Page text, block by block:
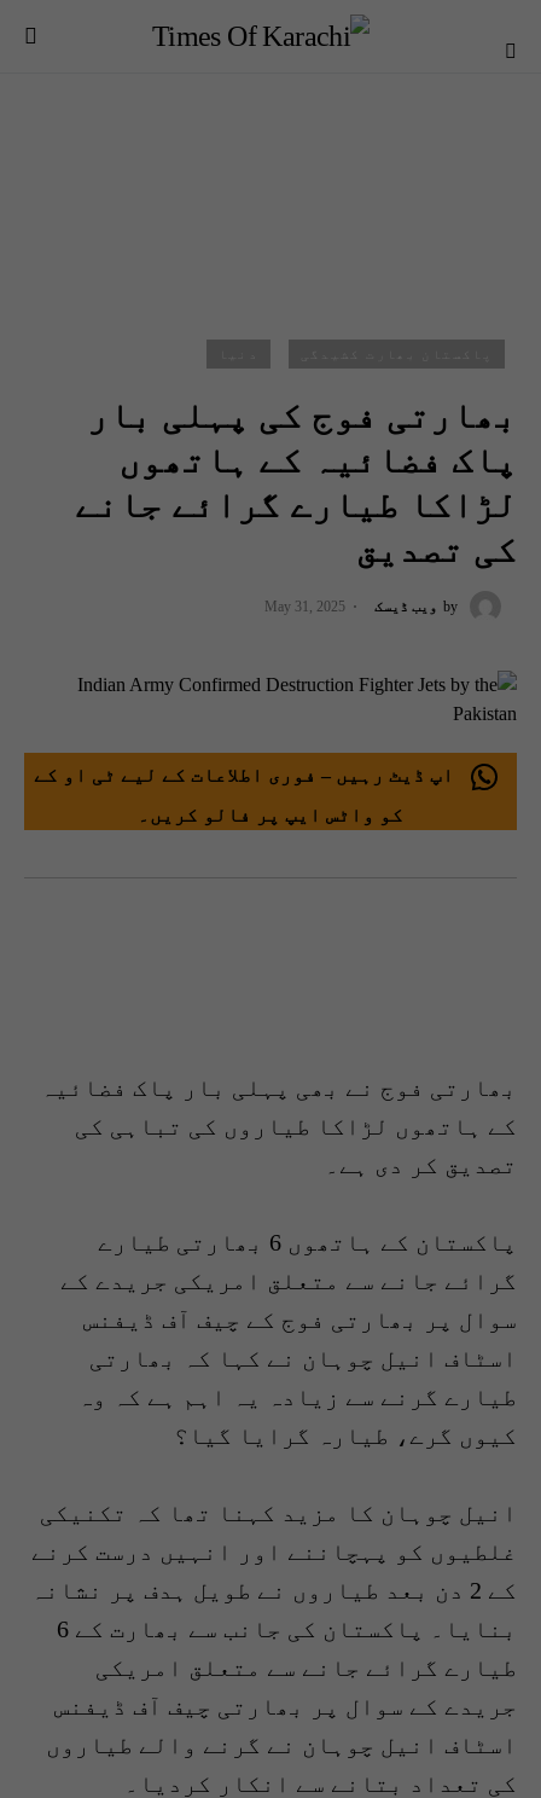
بھارتی فوج کی پہلی بار
پاک فضائیہ کے ہاتھوں
لڑاکا طیارے گرائے جانے
کی تصدیق
by ویب ڈیسک May 31, 2025
اپ ڈیٹ رہیں – فوری اطلاعات کے لیے ٹی او کے
کو واٹس ایپ پر فالو کریں۔
بھارتی فوج نے بھی پہلی بار پاک فضائیہ
کے ہاتھوں لڑاکا طیاروں کی تباہی کی
تصدیق کر دی ہے۔
پاکستان کے ہاتھوں 6 بھارتی طیارے
گرائے جانے سے متعلق امریکی جریدے کے
سوال پر بھارتی فوج کے چیف آف ڈیفنس
اسٹاف انیل چوہان نے کہا کہ بھارتی
طیارے گرنے سے زیادہ یہ اہم ہے کہ وہ
کیوں گرے، طیارہ گرایا گیا؟
انیل چوہان کا مزید کہنا تھا کہ تکنیکی
غلطیوں کو پہچاننے اور انہیں درست کرنے
کے 2 دن بعد طیاروں نے طویل ہدف پر نشانہ
بنایا۔ پاکستان کی جانب سے بھارت کے 6
طیارے گرائے جانے سے متعلق امریکی
جریدے کے سوال پر بھارتی چیف آف ڈیفنس
اسٹاف انیل چوہان نے گرنے والے طیاروں
کی تعداد بتانے سے انکار کردیا۔